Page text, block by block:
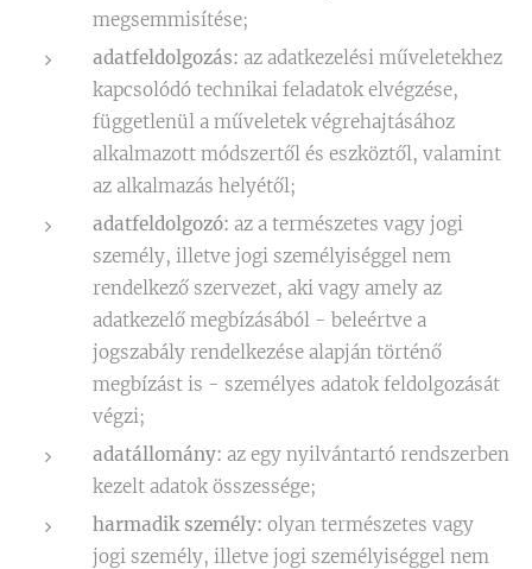
megsemmisítése;
adatfeldolgozás: az adatkezelési műveletekhez
kapcsolódó technikai feladatok elvégzése,
függetlenül a műveletek végrehajtásához
alkalmazott módszertől és eszköztől, valamint
az alkalmazás helyétől;
adatfeldolgozó: az a természetes vagy jogi
személy, illetve jogi személyiséggel nem
rendelkező szervezet, aki vagy amely az
adatkezelő megbízásából - beleértve a
jogszabály rendelkezése alapján történő
megbízást is - személyes adatok feldolgozását
végzi;
adatállomány: az egy nyilvántartó rendszerben
kezelt adatok összessége;
harmadik személy: olyan természetes vagy
jogi személy, illetve jogi személyiséggel nem